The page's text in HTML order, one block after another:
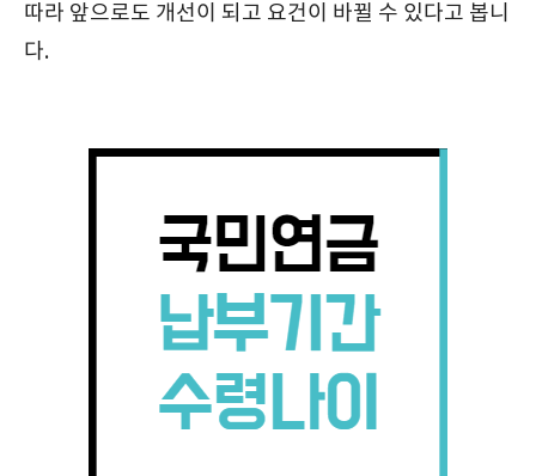
따라 앞으로도 개선이 되고 요건이 바뀔 수 있다고 봅니
다.